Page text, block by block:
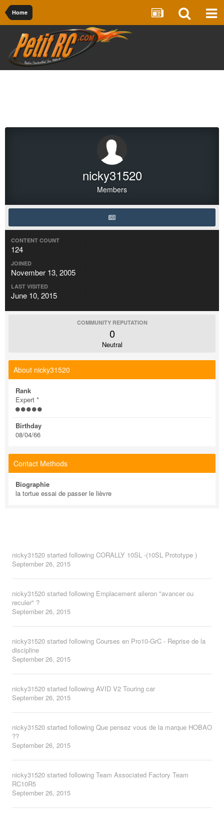
Home
nicky31520
Members
CONTENT COUNT
124
JOINED
November 13, 2005
LAST VISITED
June 10, 2015
COMMUNITY REPUTATION
0
Neutral
About nicky31520
Rank
Expert *
Birthday
08/04/66
Contact Methods
Biographie
la tortue essai de passer le lièvre
nicky31520 started following CORALLY 10SL -(10SL Prototype )
September 26, 2015
nicky31520 started following Emplacement aileron "avancer ou
reculer" ?
September 26, 2015
nicky31520 started following Courses en Pro10-GrC - Reprise de la
discipline
September 26, 2015
nicky31520 started following AVID V2 Touring car
September 26, 2015
nicky31520 started following Que pensez vous de la marque HOBAO
??
September 26, 2015
nicky31520 started following Team Associated Factory Team
RC10R5
September 26, 2015